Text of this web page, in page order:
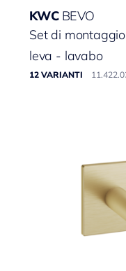
KWC BEVO
Set di
leva - lavabo
12 VARIANTI